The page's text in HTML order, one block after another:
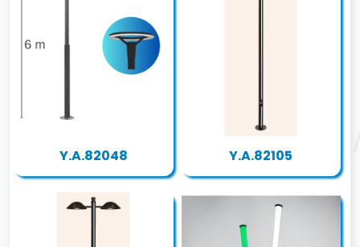
Y.A.82048 Y.A.82105